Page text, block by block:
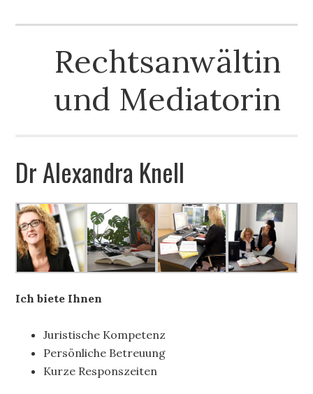
Rechtsanwältin
und Mediatorin
Dr Alexandra Knell
Ich biete Ihnen
Juristische Kompetenz
Persönliche Betreuung
Kurze Responszeiten